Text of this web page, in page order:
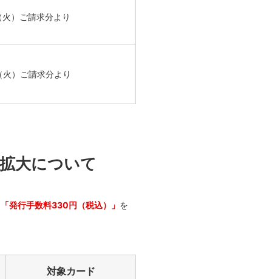
） ご請求分より
） ご請求分より
大について
発行手数料330円（税込）」 を
対象カード